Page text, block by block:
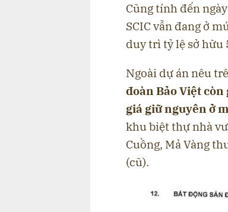
Cũng tính đến
SCIC vẫn đang ở
duy trì tỷ lệ sở hữu
Ngoài dự án nêu
đoàn Bảo Việt
giá giữ nguyên ở
khu biệt thự nhà
Cuồng, Mả Vàng
(cũ).